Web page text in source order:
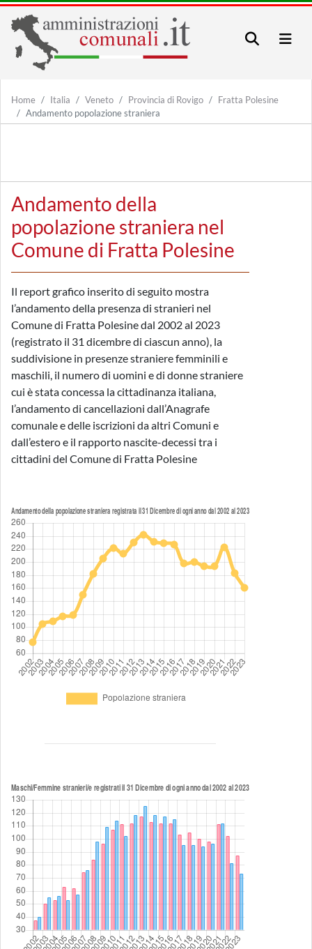
Home Italia Veneto Provincia di Rovigo
Fratta Polesine
Andamento popolazione straniera
Andamento della
popolazione straniera nel
Comune di Fratta Polesine
Il report grafico inserito di seguito mostra
l’andamento della presenza di stranieri nel
Comune di Fratta Polesine dal 2002 al 2023
(registrato il 31 dicembre di ciascun anno), la
suddivisione in presenze straniere femminili e
maschili, il numero di uomini e di donne straniere
cui è stata concessa la cittadinanza italiana,
l’andamento di cancellazioni dall’Anagrafe
comunale e delle iscrizioni da altri Comuni e
dall’estero e il rapporto nascite-decessi tra i
cittadini del Comune di Fratta Polesine